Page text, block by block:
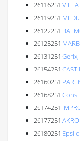
26116251 VILLA
26119251
26122251
26125251
26131251 Gerix,
26154251
26160251
26168251
26174251
26177251
26180251